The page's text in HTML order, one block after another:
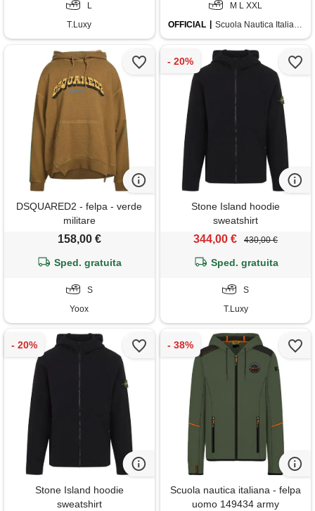
L
T.Luxy
M L XXL
OFFICIAL
Scuola Nautica Italiana
DSQUARED2 - felpa - verde
militare
158,00 €
Sped. gratuita
S
Yoox
Stone Island hoodie
sweatshirt
344,00 € 430,00 €
Sped. gratuita
S
T.Luxy
Stone Island hoodie
sweatshirt
Scuola nautica italiana - felpa
uomo 149434 army